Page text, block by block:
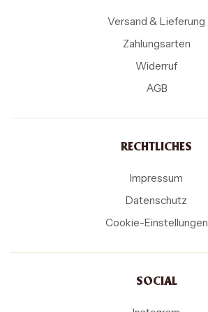
Versand & Lieferung
Zahlungsarten
Widerruf
AGB
RECHTLICHES
Impressum
Datenschutz
Cookie-Einstellungen
SOCIAL